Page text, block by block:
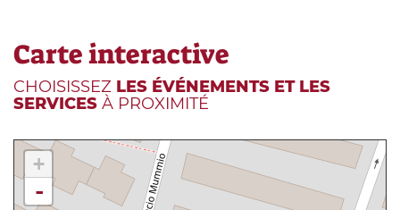
Carte interactive
CHOISISSEZ LES ÉVÉNEMENTS ET LES
SERVICES À PROXIMITÉ
+
-